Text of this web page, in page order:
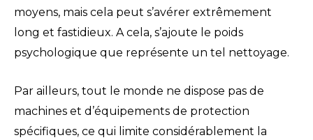
moyens, mais cela peut s’avérer extrêmement
long et fastidieux. A cela, s’ajoute le poids
psychologique que représente un tel nettoyage.
Par ailleurs, tout le monde ne dispose pas de
machines et d’équipements de protection
spécifiques, ce qui limite considérablement la